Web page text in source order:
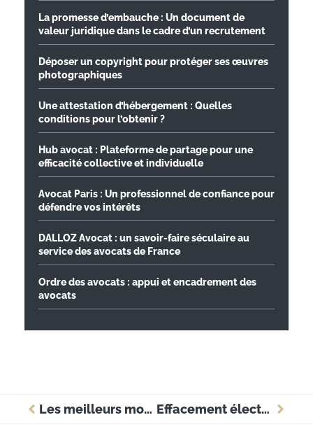
La promesse d’embauche : Un document de
valeur juridique dans le cadre d’un recrutement
Déposer un copyright pour protéger ses œuvres
photographiques
Une attestation d’hébergement : Quelles
conditions pour l’obtenir ?
Hub avocat : Plateforme de partage pour une
efficacité collective et individuelle
Avocat Paris : Un professionnel de confiance pour
défendre vos intérêts
DALLOZ Avocat : un savoir-faire séculaire au
service des avocats de France
Ordre des avocats : appui et encadrement des
avocats
Les meilleurs moyens de lutter contre la récidive Effacement électrique : les avantages pour une entreprise